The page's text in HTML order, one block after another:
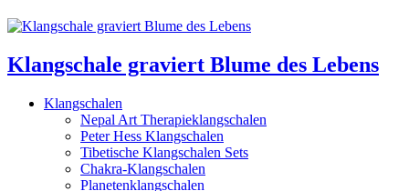
Klangschale graviert Blume des Lebens
Klangschalen
Nepal Art Therapieklangschalen
Peter Hess Klangschalen
Tibetische Klangschalen Sets
Chakra-Klangschalen
Planetenklangschalen